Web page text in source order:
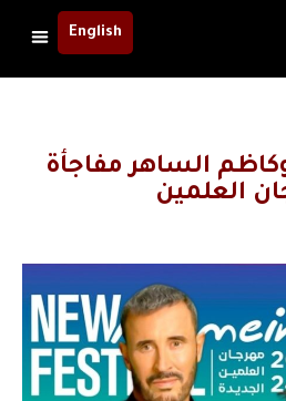
English
الساهر مفاجأة
العلمين